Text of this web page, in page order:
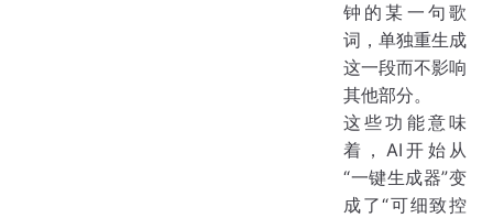
钟的某一句歌
词，单独重生成
这一段而不影响
其他部分。
这些功能意味
着，AI开始从
“一键生成器”变
成了“可细致控